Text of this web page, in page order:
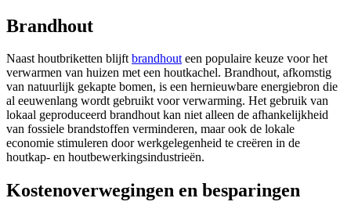
Brandhout
Naast houtbriketten blijftbrandhouteen populaire keuze voor het
verwarmen van huizen met een houtkachel. Brandhout, afkomstig
van natuurlijk gekapte bomen, is een hernieuwbare energiebron die
al eeuwenlang wordt gebruikt voor verwarming. Het gebruik van
lokaal geproduceerd brandhout kan niet alleen de afhankelijkheid
van fossiele brandstoffen verminderen, maar ook de lokale
economie stimuleren door werkgelegenheid te creëren in de
houtkap- en houtbewerkingsindustrieën.
Kostenoverwegingen en besparingen